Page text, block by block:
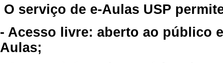
O serviço de e-Aulas USP
- Acesso livre: aberto ao público
Aulas;